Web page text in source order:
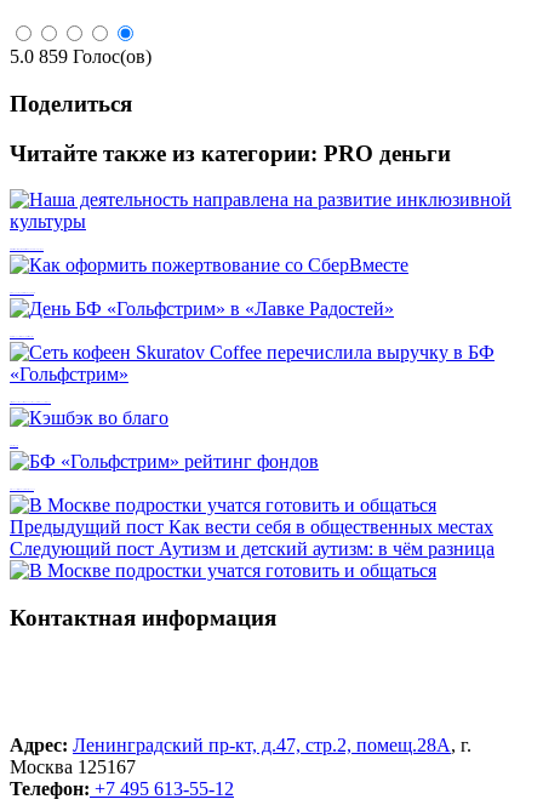
5.0 859 Голос(ов)
Поделиться
Читайте также из категории: PRO деньги
Предыдущий пост Как вести себя в общественных местах
Следующий пост Аутизм и детский аутизм: в чём разница
Контактная информация
Адрес: Ленинградский пр-кт, д.47, стр.2, помещ.28А, г.
Москва 125167
Телефон: +7 495 613-55-12